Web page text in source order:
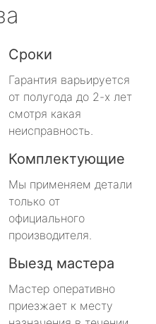
Сроки
Гарантия варьируется
от полугода до 2-х лет
смотря какая
неисправность.
Комплектующие
Мы применяем детали
только от
официального
производителя.
Выезд мастера
Мастер оперативно
приезжает к месту